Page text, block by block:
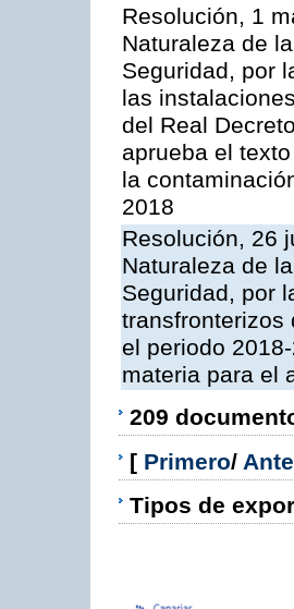
Resolución, 1
Naturaleza de
Seguridad, por
las
del Real
aprueba el
la
2018
Resolución, 26
Naturaleza de
Seguridad, por
transfronterizos
el periodo
materia para el
209
[ Primero/
Tipos de